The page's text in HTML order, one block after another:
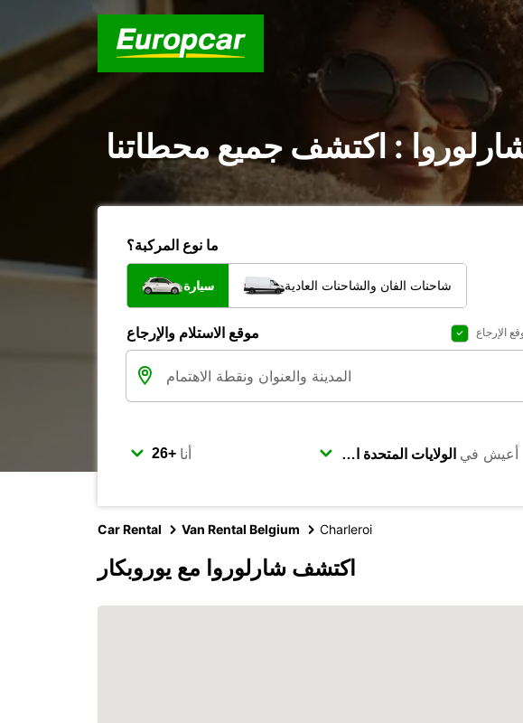
: اكتشف جميع محطاتنا
ما نوع المركبة؟
سيارة شاحنات الفان والشاحنات العادية
موقع الاستلام والإرجاع الإرجاع
أنا أعيش في
Car Rental Van Rental Belgium Charleroi
اكتشف شارلوروا مع يوروبكار